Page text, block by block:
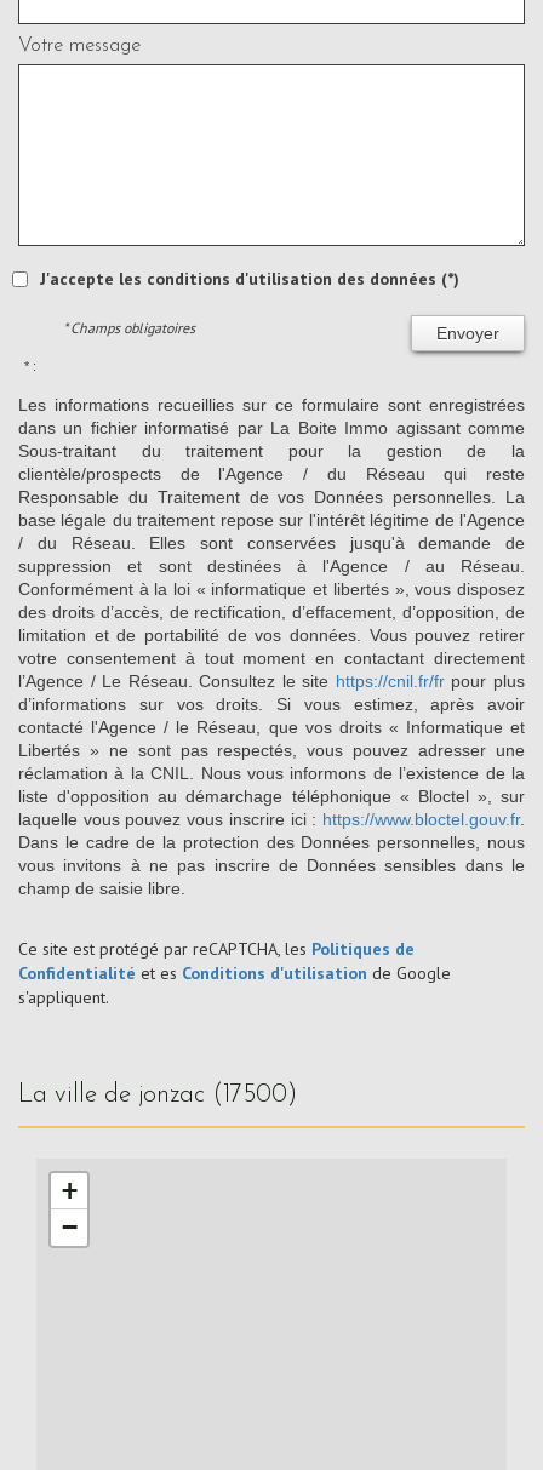
Votre message
J'accepte les conditions d'utilisation des données (*)
Envoyer
* Champs obligatoires
* :
Les informations recueillies sur ce formulaire sont enregistrées
dans un fichier informatisé par La Boite Immo agissant comme
Sous-traitant du traitement pour la gestion de la
clientèle/prospects de l'Agence / du Réseau qui reste
Responsable du Traitement de vos Données personnelles. La
base légale du traitement repose sur l'intérêt légitime de l'Agence
/ du Réseau. Elles sont conservées jusqu'à demande de
suppression et sont destinées à l'Agence / au Réseau.
Conformément à la loi « informatique et libertés », vous disposez
des droits d’accès, de rectification, d’effacement, d’opposition, de
limitation et de portabilité de vos données. Vous pouvez retirer
votre consentement à tout moment en contactant directement
l’Agence / Le Réseau. Consultez le site https://cnil.fr/frpour plus
d’informations sur vos droits. Si vous estimez, après avoir
contacté l'Agence / le Réseau, que vos droits « Informatique et
Libertés » ne sont pas respectés, vous pouvez adresser une
réclamation à la CNIL. Nous vous informons de l’existence de la
liste d'opposition au démarchage téléphonique « Bloctel », sur
laquelle vous pouvez vous inscrire ici : https://www.bloctel.gouv.fr.
Dans le cadre de la protection des Données personnelles, nous
vous invitons à ne pas inscrire de Données sensibles dans le
champ de saisie libre.
Ce site est protégé par reCAPTCHA, les Politiques de
Confidentialité et es Conditions d'utilisation de Google
s'appliquent.
la ville de jonzac (17500)
+
−